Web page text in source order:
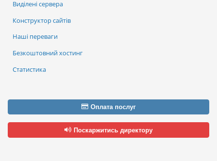
Виділені сервера
Конструктор сайтів
Наші переваги
Безкоштовний хостинг
Статистика
Оплата послуг
Поскаржитись директору